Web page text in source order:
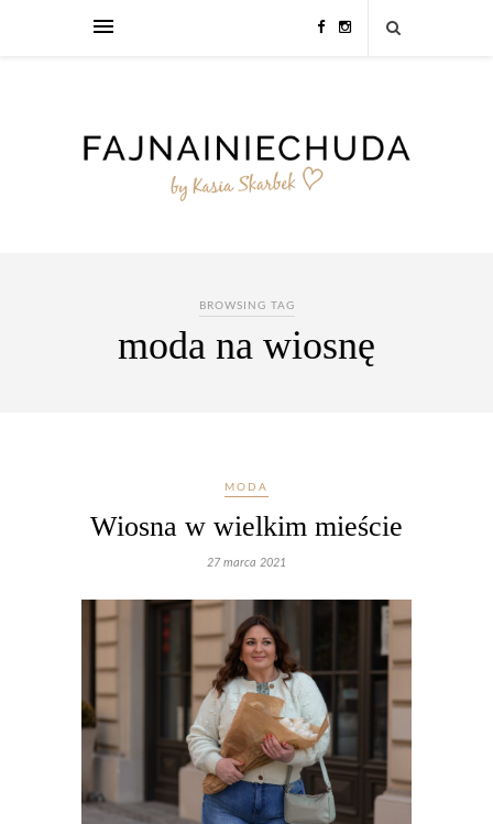
BROWSING TAG
moda na wiosnę
MODA
Wiosna w wielkim mieście
27 marca 2021